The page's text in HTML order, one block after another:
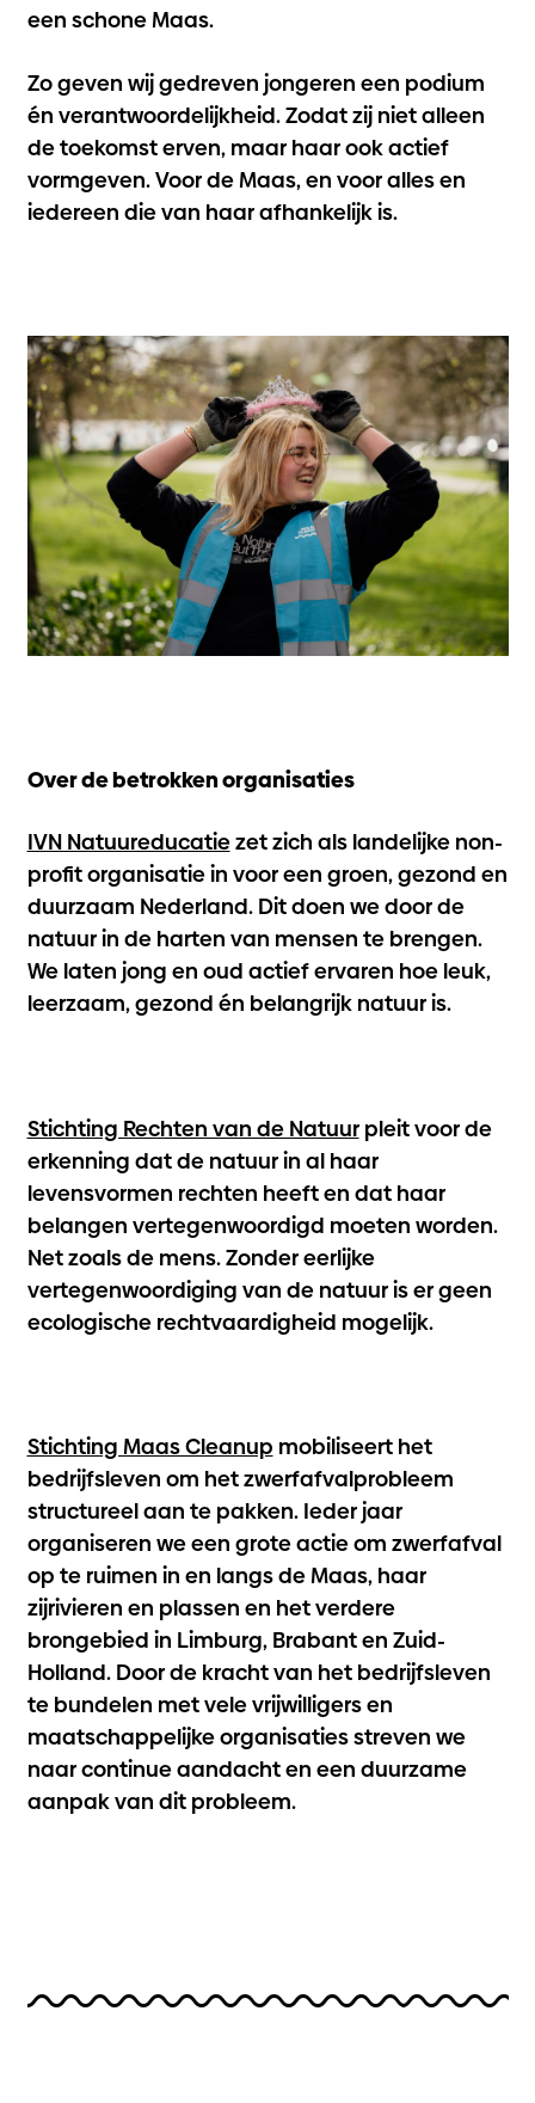
een schone Maas.
Zo geven wij gedreven jongeren een podium
én verantwoordelijkheid. Zodat zij niet alleen
de toekomst erven, maar haar ook actief
vormgeven. Voor de Maas, en voor alles en
iedereen die van haar afhankelijk is.
Over de betrokken organisaties
IVN Natuureducatiezet zich als landelijke non-
profit organisatie in voor een groen, gezond en
duurzaam Nederland. Dit doen we door de
natuur in de harten van mensen te brengen.
We laten jong en oud actief ervaren hoe leuk,
leerzaam, gezond én belangrijk natuur is.
Stichting Rechten van de Natuurpleit voor de
erkenning dat de natuur in al haar
levensvormen rechten heeft en dat haar
belangen vertegenwoordigd moeten worden.
Net zoals de mens. Zonder eerlijke
vertegenwoordiging van de natuur is er geen
ecologische rechtvaardigheid mogelijk.
Stichting Maas Cleanup mobiliseert het
bedrijfsleven om het zwerfafvalprobleem
structureel aan te pakken. Ieder jaar
organiseren we een grote actie om zwerfafval
op te ruimen in en langs de Maas, haar
zijrivieren en plassen en het verdere
brongebied in Limburg, Brabant en Zuid-
Holland. Door de kracht van het bedrijfsleven
te bundelen met vele vrijwilligers en
maatschappelijke organisaties streven we
naar continue aandacht en een duurzame
aanpak van dit probleem.